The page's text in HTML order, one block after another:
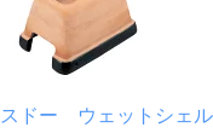
スドー ウェットシェ